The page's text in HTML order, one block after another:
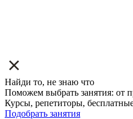
Найди то, не знаю что
Поможем выбрать занятия: от
Курсы, репетиторы,
Подобрать занятия